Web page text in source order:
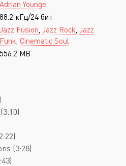
Adrian Younge
88.2 кГц/24 бит
Jazz Fusion Jazz Rock Jazz
Funk Cinematic Soul
556.2 MB
(3:28)